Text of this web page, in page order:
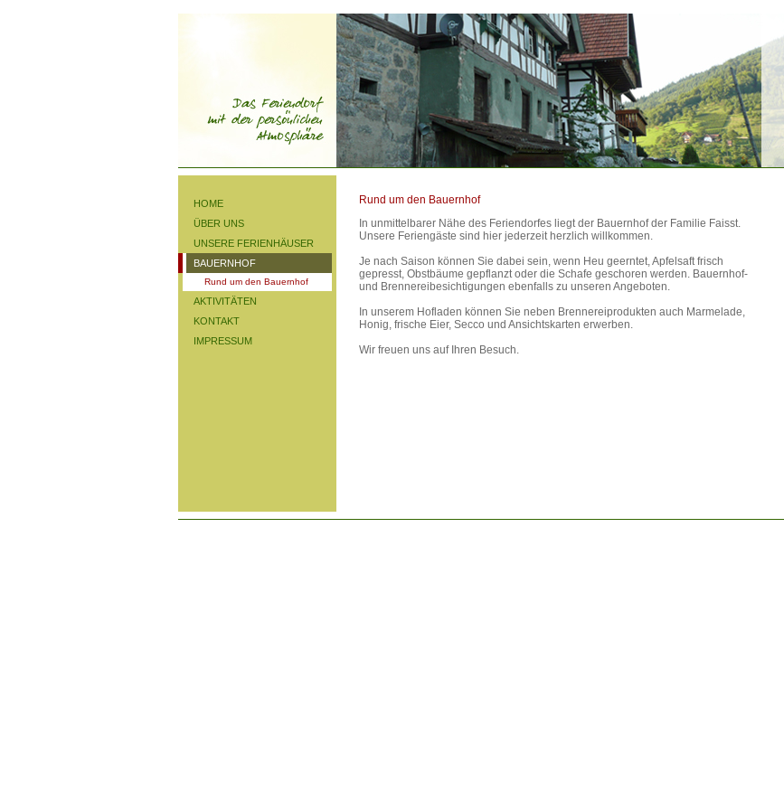
HOME
ÜBER UNS
UNSERE FERIENHÄUSER
BAUERNHOF
Rund um den Bauernhof
AKTIVITÄTEN
KONTAKT
IMPRESSUM
Rund um den Bauernhof
In unmittelbarer Nähe des Feriendorfes liegt der Bauernhof der Familie Faisst.
Unsere Feriengäste sind hier jederzeit herzlich willkommen.
Je nach Saison können Sie dabei sein, wenn Heu geerntet, Apfelsaft frisch
gepresst, Obstbäume gepflanzt oder die Schafe geschoren werden. Bauernhof-
und Brennereibesichtigungen ebenfalls zu unseren Angeboten.
In unserem Hofladen können Sie neben Brennereiprodukten auch Marmelade,
Honig, frische Eier, Secco und Ansichtskarten erwerben.
Wir freuen uns auf Ihren Besuch.